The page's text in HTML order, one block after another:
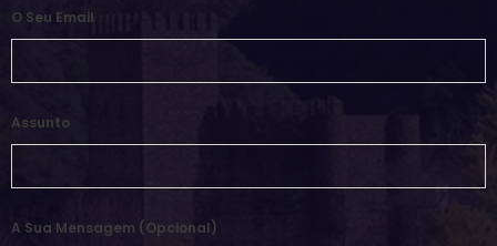
O Seu Email
Assunto
A Sua Mensagem (opcional)